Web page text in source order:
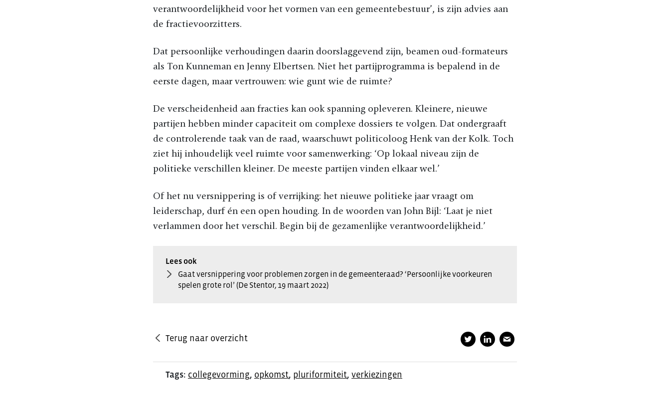
verantwoordelijkheid voor het vormen van een gemeentebestuur’, is zijn advies aan
de fractievoorzitters.
Dat persoonlijke verhoudingen daarin doorslaggevend zijn, beamen oud-formateurs
als Ton Kunneman en Jenny Elbertsen. Niet het partijprogramma is bepalend in de
eerste dagen, maar vertrouwen: wie gunt wie de ruimte?
De verscheidenheid aan fracties kan ook spanning opleveren. Kleinere, nieuwe
partijen hebben minder capaciteit om complexe dossiers te volgen. Dat ondergraaft
de controlerende taak van de raad, waarschuwt politicoloog Henk van der Kolk. Toch
ziet hij inhoudelijk veel ruimte voor samenwerking: ‘Op lokaal niveau zijn de
politieke verschillen kleiner. De meeste partijen vinden elkaar wel.’
Of het nu versnippering is of verrijking: het nieuwe politieke jaar vraagt om
leiderschap, durf én een open houding. In de woorden van John Bijl: ‘Laat je niet
verlammen door het verschil. Begin bij de gezamenlijke verantwoordelijkheid.’
Gaat versnippering voor problemen zorgen in de gemeenteraad? ‘Persoonlijke voorkeuren
spelen grote rol’ (De Stentor, 19 maart 2022)
Terug naar overzicht
Tags: collegevorming, opkomst, pluriformiteit, verkiezingen